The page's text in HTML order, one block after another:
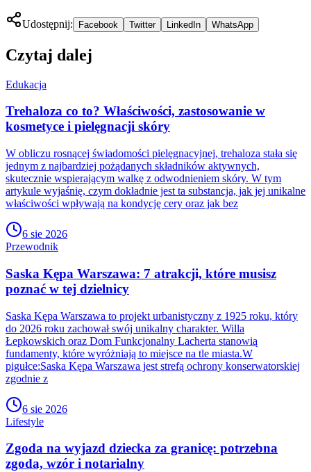
Udostępnij: Facebook Twitter LinkedIn WhatsApp
Czytaj dalej
Edukacja
Trehaloza co to? Właściwości, zastosowanie w
kosmetyce i pielęgnacji skóry
W obliczu rosnącej świadomości pielęgnacyjnej, trehaloza stała się
jednym z najbardziej pożądanych składników aktywnych,
skutecznie wspierającym walkę z odwodnieniem skóry. W tym
artykule wyjaśnię, czym dokładnie jest ta substancja, jak jej unikalne
właściwości wpływają na kondycję cery oraz jak bez
6 sie 2026
Przewodnik
Saska Kępa Warszawa: 7 atrakcji, które musisz
poznać w tej dzielnicy
Saska Kępa Warszawa to projekt urbanistyczny z 1925 roku, który
do 2026 roku zachował swój unikalny charakter. Willa
Łepkowskich oraz Dom Funkcjonalny Lacherta stanowią
fundamenty, które wyróżniają to miejsce na tle miasta.W
pigułce:Saska Kępa Warszawa jest strefą ochrony konserwatorskiej
zgodnie z
6 sie 2026
Lifestyle
Zgoda na wyjazd dziecka za granicę: potrzebna
zgoda, wzór i notarialny